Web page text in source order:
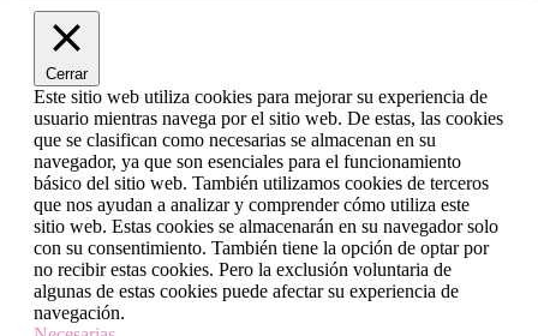
Cerrar
Este sitio web utiliza cookies para mejorar su experiencia de
usuario mientras navega por el sitio web. De estas, las cookies
que se clasifican como necesarias se almacenan en su
navegador, ya que son esenciales para el funcionamiento
básico del sitio web. También utilizamos cookies de terceros
que nos ayudan a analizar y comprender cómo utiliza este
sitio web. Estas cookies se almacenarán en su navegador solo
con su consentimiento. También tiene la opción de optar por
no recibir estas cookies. Pero la exclusión voluntaria de
algunas de estas cookies puede afectar su experiencia de
navegación.